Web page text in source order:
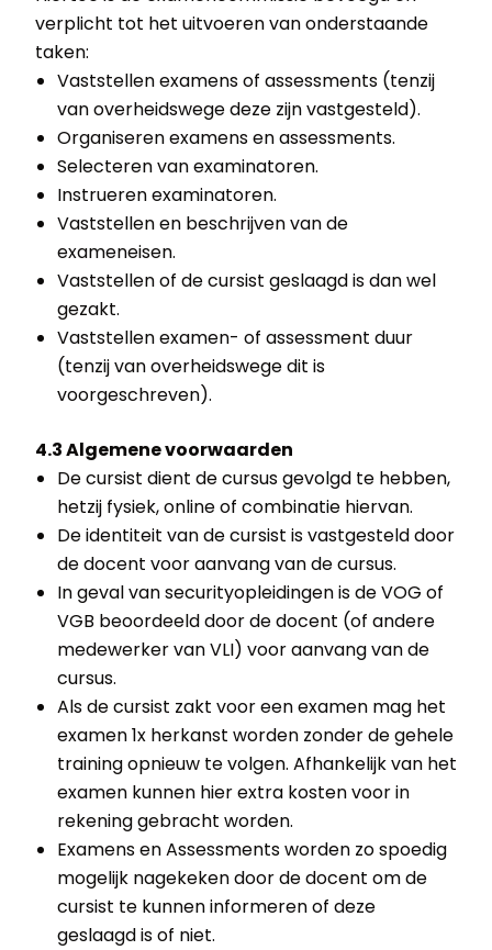
verplicht tot het uitvoeren van onderstaande
taken:
Vaststellen examens of assessments (tenzij
van overheidswege deze zijn vastgesteld).
Organiseren examens en assessments.
Selecteren van examinatoren.
Instrueren examinatoren.
Vaststellen en beschrijven van de
exameneisen.
Vaststellen of de cursist geslaagd is dan wel
gezakt.
Vaststellen examen- of assessment duur
(tenzij van overheidswege dit is
voorgeschreven).
4.3 Algemene voorwaarden
De cursist dient de cursus gevolgd te hebben,
hetzij fysiek, online of combinatie hiervan.
De identiteit van de cursist is vastgesteld door
de docent voor aanvang van de cursus.
In geval van securityopleidingen is de VOG of
VGB beoordeeld door de docent (of andere
medewerker van VLI) voor aanvang van de
cursus.
Als de cursist zakt voor een examen mag het
examen 1x herkanst worden zonder de gehele
training opnieuw te volgen. Afhankelijk van het
examen kunnen hier extra kosten voor in
rekening gebracht worden.
Examens en Assessments worden zo spoedig
mogelijk nagekeken door de docent om de
cursist te kunnen informeren of deze
geslaagd is of niet.